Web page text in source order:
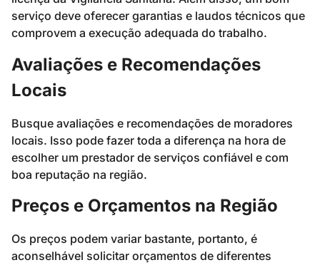
serviço deve oferecer garantias e laudos técnicos que
comprovem a execução adequada do trabalho.
Avaliações e Recomendações
Locais
Busque avaliações e recomendações de moradores
locais. Isso pode fazer toda a diferença na hora de
escolher um prestador de serviços confiável e com
boa reputação na região.
Preços e Orçamentos na Região
Os preços podem variar bastante, portanto, é
aconselhável solicitar orçamentos de diferentes